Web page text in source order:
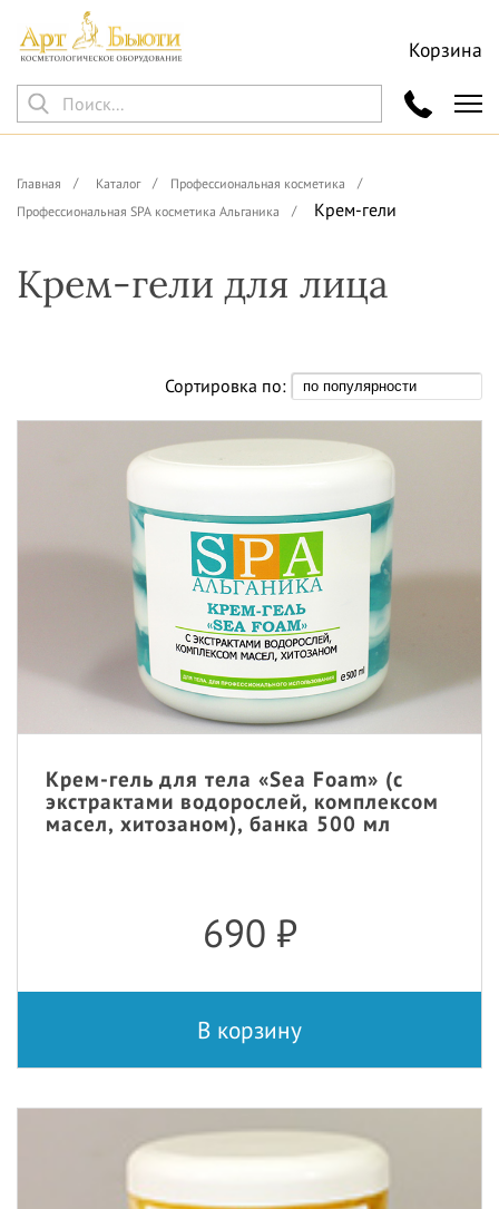
Корзина
Главная Каталог
Профессиональная косметика
Профессиональная SPA косметика Альганика
Крем-гели
Крем-гели для лица
Сортировка по:
Крем-гель для тела «Sea Foam» (с
экстрактами водорослей, комплексом
масел, хитозаном), банка 500 мл
690 ₽
В корзину